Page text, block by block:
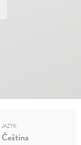
JAZYK
Čeština